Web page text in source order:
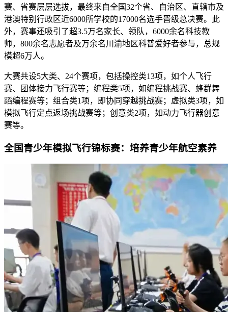
赛、省赛层层选拔，最终来自全国32个省、自治区、直辖市及
港澳特别行政区近6000所学校的17000名选手晋级总决赛。此
外，赛事还吸引了超3.5万名家长、领队，6000余名科技教
师，800余名志愿者及万余名川渝地区科普爱好者参与，总规
模超6万人。
大赛共设5大类、24个赛项，包括操控类13项，如个人飞行
赛、团体接力飞行赛等；编程类5项，如编程挑战赛、蜂群舞
蹈编程赛等；组合类1项，即协同穿越挑战赛；虚拟类3项，如
模拟飞行定点返场挑战赛等；创意类2项，如动力飞行器创意
赛等。
全国青少年模拟飞行锦标赛：培养青少年航空素养